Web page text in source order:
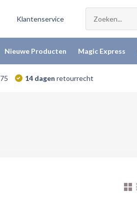
Klantenservice
Nieuwe Producten Magic Express
14 dagen retourrecht